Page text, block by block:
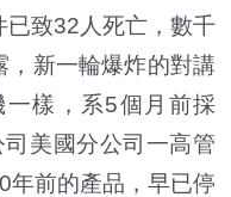
致32人死亡，數千
，新一輪爆炸的對講
樣，系5個月前採
美國分公司一高管
年前的產品，早已停